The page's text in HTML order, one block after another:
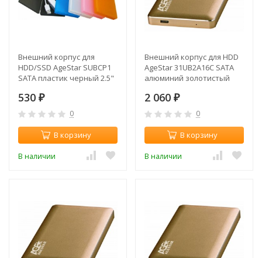
Внешний корпус для
HDD/SSD AgeStar SUBCP1
SATA пластик черный 2.5"
530 ₽
0
В корзину
В наличии
Внешний корпус для HDD
AgeStar 31UB2A16C SATA
алюминий золотистый
2 060 ₽
0
В корзину
В наличии